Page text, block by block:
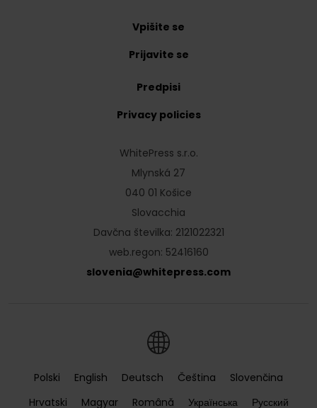
Vpišite se
Prijavite se
WhitePress s.r.o.
Mlynská 27
040 01 Košice
Slovacchia
Davčna številka: 2121022321
web.regon: 52416160
slovenia@whitepress.com
Predpisi
Privacy policies
Polski English Deutsch Čeština
Slovenčina
Hrvatski
Magyar Română Українська Русский